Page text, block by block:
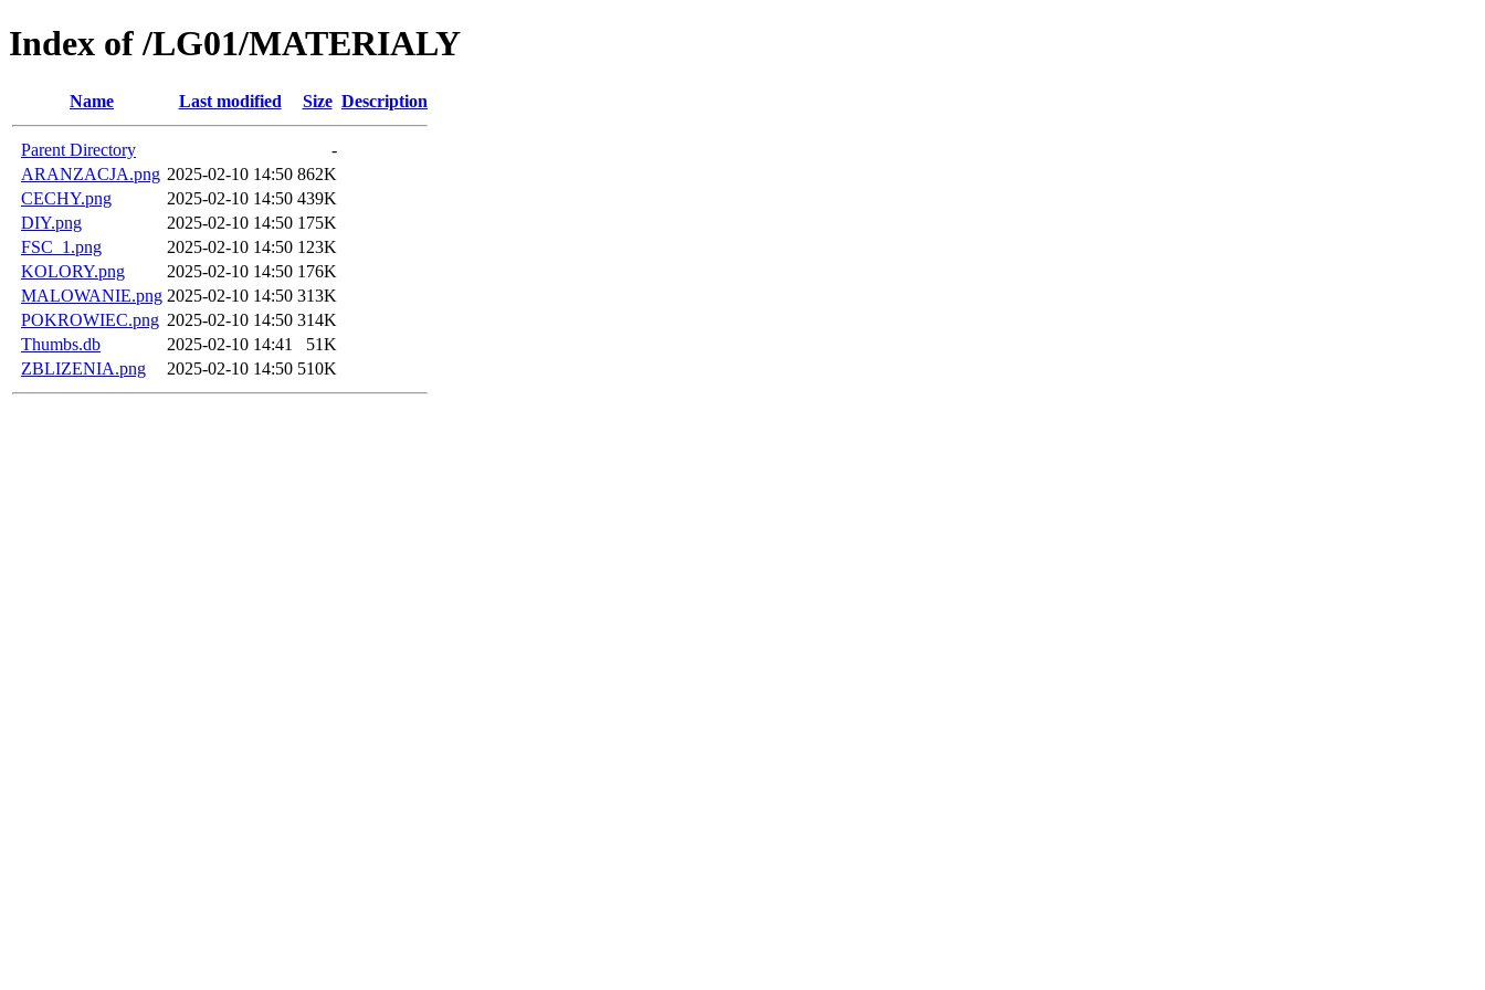
Index of /LG01/MATERIALY
Name Last modified Size Description
Parent Directory
-
ARANZACJA.png 2025-02-10 14:50 862K
CECHY.png
2025-02-10 14:50 439K
DIY.png
2025-02-10 14:50 175K
FSC_1.png
2025-02-10 14:50 123K
KOLORY.png
2025-02-10 14:50 176K
MALOWANIE.png 2025-02-10 14:50 313K
POKROWIEC.png 2025-02-10 14:50 314K
Thumbs.db
2025-02-10 14:41
51K
ZBLIZENIA.png
2025-02-10 14:50 510K